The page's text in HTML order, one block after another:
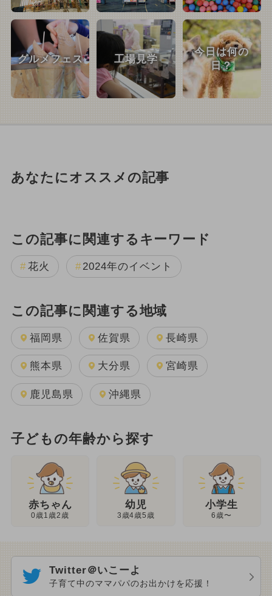
グルメフェス 工場見学
今日は何の
日？
あなたにオススメの記事
この記事に関連するキーワード
花火 2024年のイベント
この記事に関連する地域
福岡県 佐賀県 長崎県
熊本県 大分県 宮崎県
鹿児島県 沖縄県
子どもの年齢から探す
赤ちゃん
0歳1歳2歳
幼児
3歳4歳5歳
小学生
6歳〜
Twitter＠いこーよ
子育て中のママパパのお出かけを応援！